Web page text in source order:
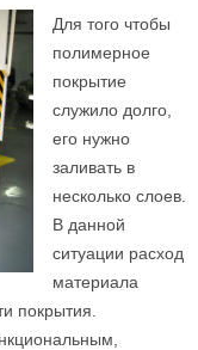
Для того чтобы
полимерное
покрытие
служило долго,
его нужно
заливать в
несколько слоев.
В данной
ситуации расход
материала
покрытия.